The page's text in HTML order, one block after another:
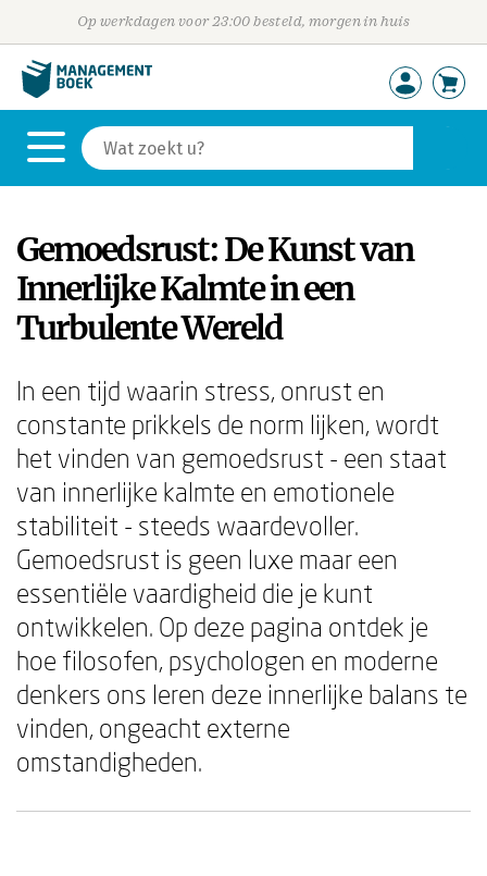
Op werkdagen voor 23:00 besteld, morgen in huis
Gemoedsrust: De Kunst van
Innerlijke Kalmte in een
Turbulente Wereld
In een tijd waarin stress, onrust en
constante prikkels de norm lijken, wordt
het vinden van gemoedsrust - een staat
van innerlijke kalmte en emotionele
stabiliteit - steeds waardevoller.
Gemoedsrust is geen luxe maar een
essentiële vaardigheid die je kunt
ontwikkelen. Op deze pagina ontdek je
hoe filosofen, psychologen en moderne
denkers ons leren deze innerlijke balans te
vinden, ongeacht externe
omstandigheden.